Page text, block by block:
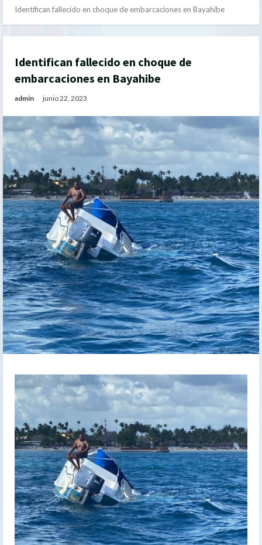
Identifican fallecido en choque de embarcaciones en Bayahibe
Identifican fallecido en choque de
embarcaciones en Bayahibe
admin junio 22, 2023